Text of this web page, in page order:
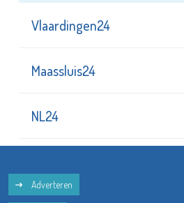
Vlaardingen24
Maassluis24
NL24
Adverteren